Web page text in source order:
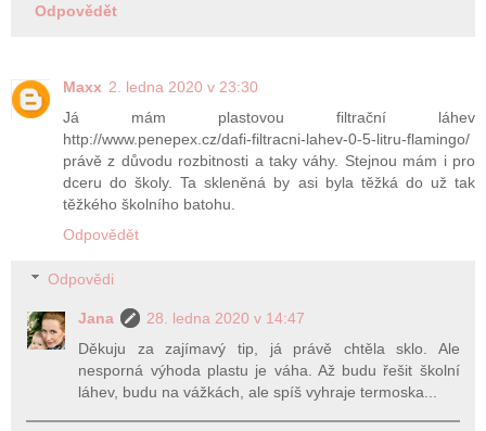
Odpovědět
Maxx 2. ledna 2020 v 23:30
Já mám plastovou filtrační láhev
http://www.penepex.cz/dafi-filtracni-lahev-0-5-litru-flamingo/
právě z důvodu rozbitnosti a taky váhy. Stejnou mám i pro
dceru do školy. Ta skleněná by asi byla těžká do už tak
těžkého školního batohu.
Odpovědět
Odpovědi
Jana
28. ledna 2020 v 14:47
Děkuju za zajímavý tip, já právě chtěla sklo. Ale
nesporná výhoda plastu je váha. Až budu řešit školní
láhev, budu na vážkách, ale spíš vyhraje termoska...